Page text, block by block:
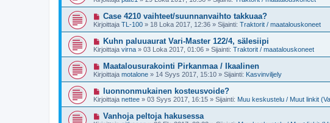
ie
s
t
i
s
v
i
e
t
i
U
u
s
v
i
e
t
i
Case 4210 vaihteet/suunnanvaihto takkuaa?
Kirjoittaja TL-100 » 18 Loka 2017, 12:36 » Sijainti: Traktorit / maatalouskoneet
U
u
s
v
i
e
t
i
Kuhn paluuaurat Vari-Master 122/4, sälesiipi
Kirjoittaja virna » 03 Loka 2017, 01:06 » Sijainti: Traktorit / maatalouskoneet
U
u
s
v
i
e
s
Maatalousurakointi Pirkanmaa / Ikaalinen
Kirjoittaja motalone » 14 Syys 2017, 15:10 » Sijainti: Kasvinviljely
U
u
s
luonnonmukainen kosteusvoide?
Kirjoittaja nettee » 03 Syys 2017, 16:15 » Sijainti: Muu keskustelu / Muut linkit
UVanhoja peltoja hakusessa